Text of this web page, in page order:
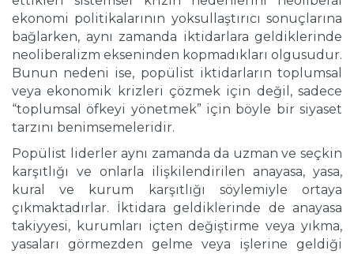
ekonomi politikalarının yoksullaştırıcı sonuçlarına
bağlarken, aynı zamanda iktidarlara geldiklerinde
neoliberalizm ekseninden kopmadıkları olgusudur.
Bunun nedeni ise, popülist iktidarların toplumsal
veya ekonomik krizleri çözmek için değil, sadece
“toplumsal öfkeyi yönetmek” için böyle bir siyaset
tarzını benimsemeleridir.
Popülist liderler aynı zamanda da uzman ve seçkin
karşıtlığı ve onlarla ilişkilendirilen anayasa, yasa,
kural ve kurum karşıtlığı söylemiyle ortaya
çıkmaktadırlar. İktidara geldiklerinde de anayasa
takiyyesi, kurumları içten değiştirme veya yıkma,
yasaları görmezden gelme veya işlerine geldiği